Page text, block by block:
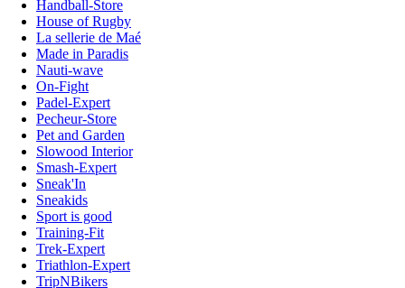
Handball-Store
House of Rugby
La sellerie de Maé
Made in Paradis
Nauti-wave
On-Fight
Padel-Expert
Pecheur-Store
Pet and Garden
Slowood Interior
Smash-Expert
Sneak'In
Sneakids
Sport is good
Training-Fit
Trek-Expert
Triathlon-Expert
TripNBikers